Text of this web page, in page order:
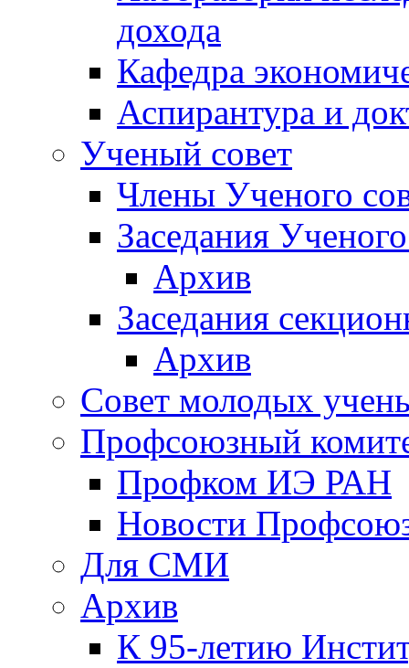
дохода
Кафедра
Аспирантура и
Ученый совет
Члены Ученого
Заседания
Архив
Заседания
Архив
Совет молодых
Профсоюзный
Профком ИЭ РАН
Новости
Для СМИ
Архив
К 95-летию